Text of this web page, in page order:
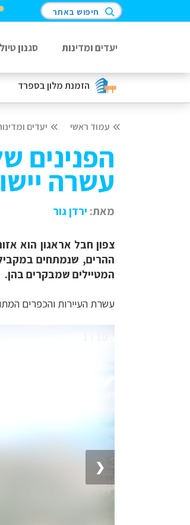
הזמנת מלוןבספרד
חיפוש באתר
יעדים ומדינות סגנון טיול
עמוד ראשי יעדים
הפנינים
עשרה
מאת: ירדן גור
צפון חבל אראגון הוא
ההרים, שנמתחים
המטיילים שמבקרים בהן.
עשרת העיירות והכפרים
❮